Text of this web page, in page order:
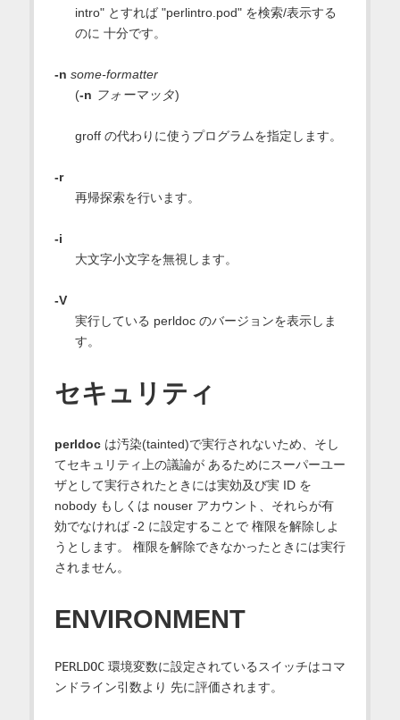
intro" とすれば "perlintro.pod" を検索/表示する
のに 十分です。
-n some-formatter
(-n フォーマッタ)
groff の代わりに使うプログラムを指定します。
-r
再帰探索を行います。
-i
大文字小文字を無視します。
-V
実行している perldoc のバージョンを表示しま
す。
セキュリティ
perldocは汚染(tainted)で実行されないため、そし
てセキュリティ上の議論が あるためにスーパーユー
ザとして実行されたときには実効及び実 ID を
nobody もしくは nouser アカウント、それらが有
効でなければ -2 に設定することで 権限を解除しよ
うとします。 権限を解除できなかったときには実行
されません。
ENVIRONMENT
PERLDOC環境変数に設定されているスイッチはコマ
ンドライン引数より 先に評価されます。